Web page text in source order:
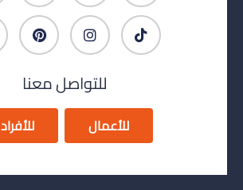
للتواصل معنا
للأعمال للأفراد